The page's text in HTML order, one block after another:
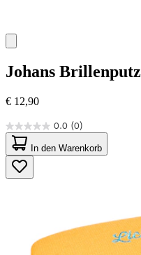
Johans
€ 12,90
0.0 (0)
0.0
von
5
Sternen.
In den Warenkorb